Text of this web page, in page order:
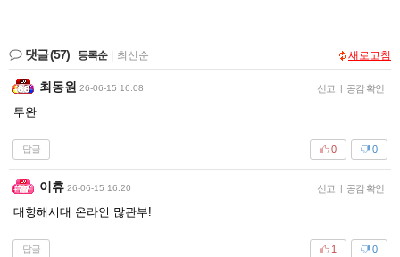
댓글(57) 등록순 최신순 새로고침
최동원 26-06-15 16:08 신고 | 공감 확인
투완
답글 0
0
이휴 26-06-15 16:20 신고 | 공감 확인
대항해시대 온라인 많관부!
답글 0
1